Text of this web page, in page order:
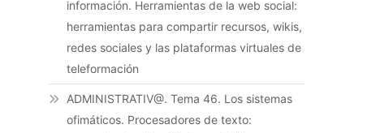
información. Herramientas de la web social:
herramientas para compartir recursos, wikis,
redes sociales y las plataformas virtuales de
teleformación
ADMINISTRATIV@. Tema 46. Los sistemas
ofimáticos. Procesadores de texto: